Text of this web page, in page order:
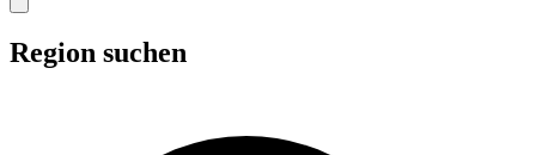
Region suchen